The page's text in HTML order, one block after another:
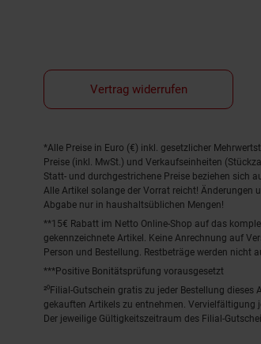
Vertrag widerrufen
Fußnoten
*Alle Preise in Euro (€) inkl. gesetzlicher
Preise (inkl. MwSt.) und Verkaufseinheiten
Statt- und durchgestrichene Preise beziehen sich
Alle Artikel solange der Vorrat reicht! Änderungen
Abgabe nur in haushaltsüblichen Mengen!
**15€ Rabatt im Netto Online-Shop auf das
gekennzeichnete Artikel. Keine Anrechnung auf
Person und Bestellung. Restbeträge werden nicht
***Positive Bonitätsprüfung vorausgesetzt
²⁰Filial-Gutschein gratis zu jeder Bestellung
gekauften Artikels zu entnehmen. Vervielfältigung
Der jeweilige Gültigkeitszeitraum des Filial-